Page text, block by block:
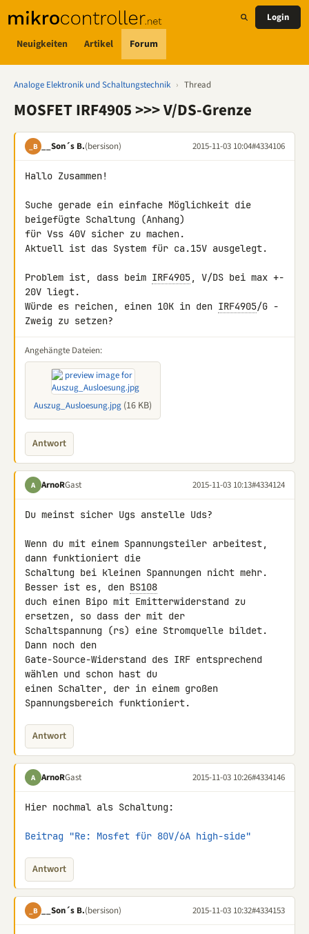
Neuigkeiten Artikel Forum
Login
Analoge Elektronik und Schaltungstechnik › Thread
MOSFET IRF4905 >>> V/DS-Grenze
_B __Son´s B.(bersison) 2015-11-03 10:04#4334106
Hallo Zusammen!
Suche gerade ein einfache Möglichkeit die
beigefügte Schaltung (Anhang)
für Vss 40V sicher zu machen.
Aktuell ist das System für ca.15V ausgelegt.
Problem ist, dass beim IRF4905, V/DS bei max +-
20V liegt.
Würde es reichen, einen 10K in den IRF4905/G -
Zweig zu setzen?
Angehängte Dateien:
Auszug_Ausloesung.jpg (16 KB)
Antwort
A ArnoRGast 2015-11-03 10:13#4334124
Du meinst sicher Ugs anstelle Uds?
Wenn du mit einem Spannungsteiler arbeitest,
dann funktioniert die
Schaltung bei kleinen Spannungen nicht mehr.
Besser ist es, den BS108
duch einen Bipo mit Emitterwiderstand zu
ersetzen, so dass der mit der
Schaltspannung (rs) eine Stromquelle bildet.
Dann noch den
Gate-Source-Widerstand des IRF entsprechend
wählen und schon hast du
einen Schalter, der in einem großen
Spannungsbereich funktioniert.
Antwort
A ArnoRGast 2015-11-03 10:26#4334146
Hier nochmal als Schaltung:
Beitrag "Re: Mosfet für 80V/6A high-side"
Antwort
_B __Son´s B.(bersison) 2015-11-03 10:32#4334153